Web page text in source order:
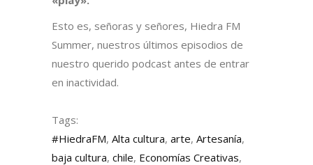
Esto es, señoras y señores, Hiedra FM
Summer, nuestros últimos episodios de
nuestro querido podcast antes de entrar
en inactividad.
Tags:
#HiedraFM, Alta cultura, arte, Artesanía,
baja cultura, chile, Economías Creativas,